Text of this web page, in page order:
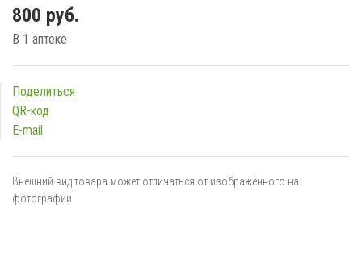
800 руб.
В 1 аптеке
Поделиться
QR-код
E-mail
Внешний вид товара может отличаться от изображённого на
фотографии